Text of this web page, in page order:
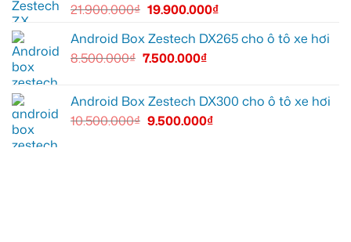
21.900.000₫ 19.900.000₫
Android Box Zestech DX265 cho ô tô xe hơi
8.500.000₫ 7.500.000₫
Android Box Zestech DX300 cho ô tô xe hơi
10.500.000₫ 9.500.000₫